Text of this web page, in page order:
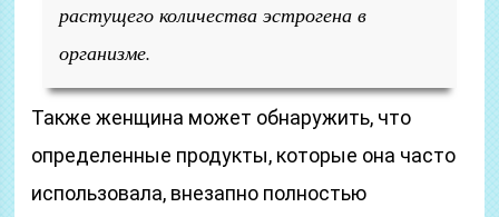
растущего количества эстрогена в
организме.
Также женщина может обнаружить, что
определенные продукты, которые она часто
использовала, внезапно полностью